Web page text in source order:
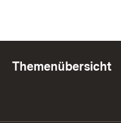
Themenübersicht